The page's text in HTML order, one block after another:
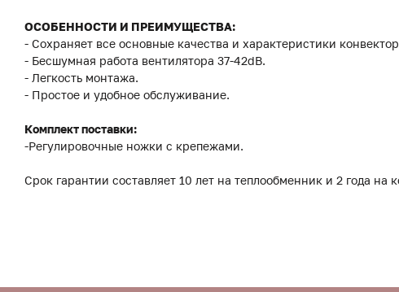
ОСОБЕННОСТИ И ПРЕИМУЩЕСТВА:
- Сохраняет все основные качества и характеристики
- Бесшумная работа вентилятора 37-42dB.
- Легкость монтажа.
- Простое и удобное обслуживание.
Комплект поставки:
-Регулировочные ножки с крепежами.
Срок гарантии составляет 10 лет на теплообменник и 2 года на